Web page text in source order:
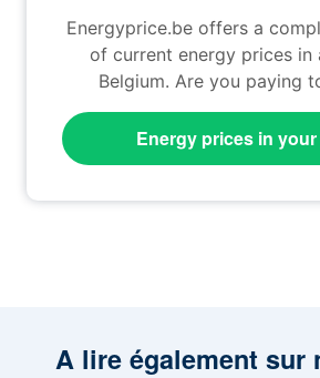
Energyprice.be offers a
of current energy prices in
Belgium. Are you paying
Energy prices in
A lire également sur